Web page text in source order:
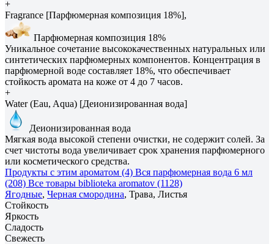
+
Fragrance [Парфюмерная композиция 18%],
Парфюмерная композиция 18%
Уникальное сочетание высококачественных натуральных или
синтетических парфюмерных компонентов. Концентрация в
парфюмерной воде составляет 18%, что обеспечивает
стойкость аромата на коже от 4 до 7 часов.
+
Water (Eau, Aqua) [Деионизированная вода]
Деионизированная вода
Мягкая вода высокой степени очистки, не содержит солей. За
счет чистоты вода увеличивает срок хранения парфюмерного
или косметического средства.
Продукты с этим ароматом (4) Вся парфюмерная вода 6 мл
(208) Все товары biblioteka aromatov (1128)
Ягодные, Черная смородина, Трава, Листья
Стойкость
Яркость
Сладость
Свежесть